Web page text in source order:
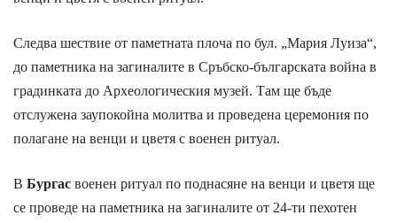
Следва шествие от паметната плоча по бул. „Мария Луиза“,
до паметника на загиналите в Сръбско-българската война в
градинката до Археологическия музей. Там ще бъде
отслужена заупокойна молитва и проведена церемония по
полагане на венци и цветя с военен ритуал.
В Бургас военен ритуал по поднасяне на венци и цветя ще
се проведе на паметника на загиналите от 24-ти пехотен